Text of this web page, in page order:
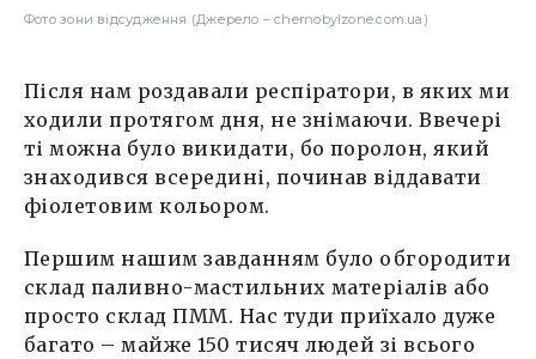
Фото зони відсудження (Джерело – chernobylzone.com.ua)
Після нам роздавали респіратори, в яких ми
ходили протягом дня, не знімаючи. Ввечері
ті можна було викидати, бо поролон, який
знаходився всередині, починав віддавати
фіолетовим кольором.
Першим нашим завданням було обгородити
склад паливно-мастильних матеріалів або
просто склад ПММ. Нас туди приїхало дуже
багато – майже 150 тисяч людей зі всього